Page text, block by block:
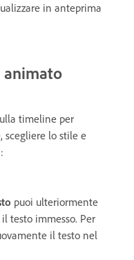
in anteprima
animato
timeline per
scegliere lo stile e
puoi ulteriormente
testo immesso. Per
il testo nel